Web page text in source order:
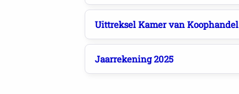
Uittreksel Kamer van Koophandel
Jaarrekening 2025